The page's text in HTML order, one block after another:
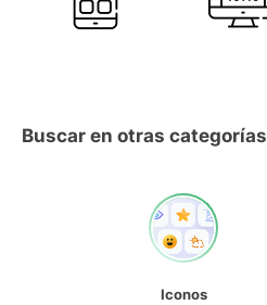
Buscar en otras categorías
Iconos